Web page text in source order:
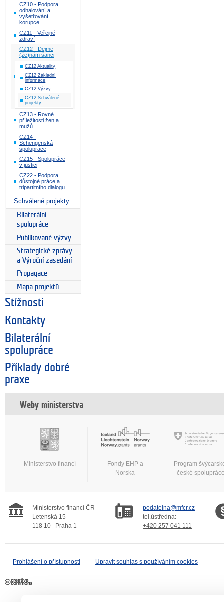
CZ10 - Podpora
odhalování a
vyšetřování
korupce
CZ11 - Veřejné
zdraví
CZ12 - Dejme
(že)nám šanci
CZ12 Aktuality
CZ12 Základní
informace
CZ12 Výzvy
CZ12 Schválené
projekty
CZ13 - Rovné
příležitosti žen a
mužů
CZ14 -
Schengenská
spolupráce
CZ15 - Spolupráce
v justici
CZ22 - Podpora
důstojné práce a
tripartitního dialogu
Schválené projekty
Bilaterální
spolupráce
Publikované výzvy
Strategické zprávy
a Výroční zasedání
Propagace
Mapa projektů
Stížnosti
Kontakty
Bilaterální
spolupráce
Příklady dobré
praxe
Weby ministerstva
Ministerstvo financí
Fondy EHP a
Norska
Program
české
Ministerstvo financí ČR
Letenská 15
118 10
Praha 1
podatelna@mfcr.cz
tel.ústředna:
+420 257 041 111
Prohlášení o přístupnosti Upravit souhlas s používáním cookies